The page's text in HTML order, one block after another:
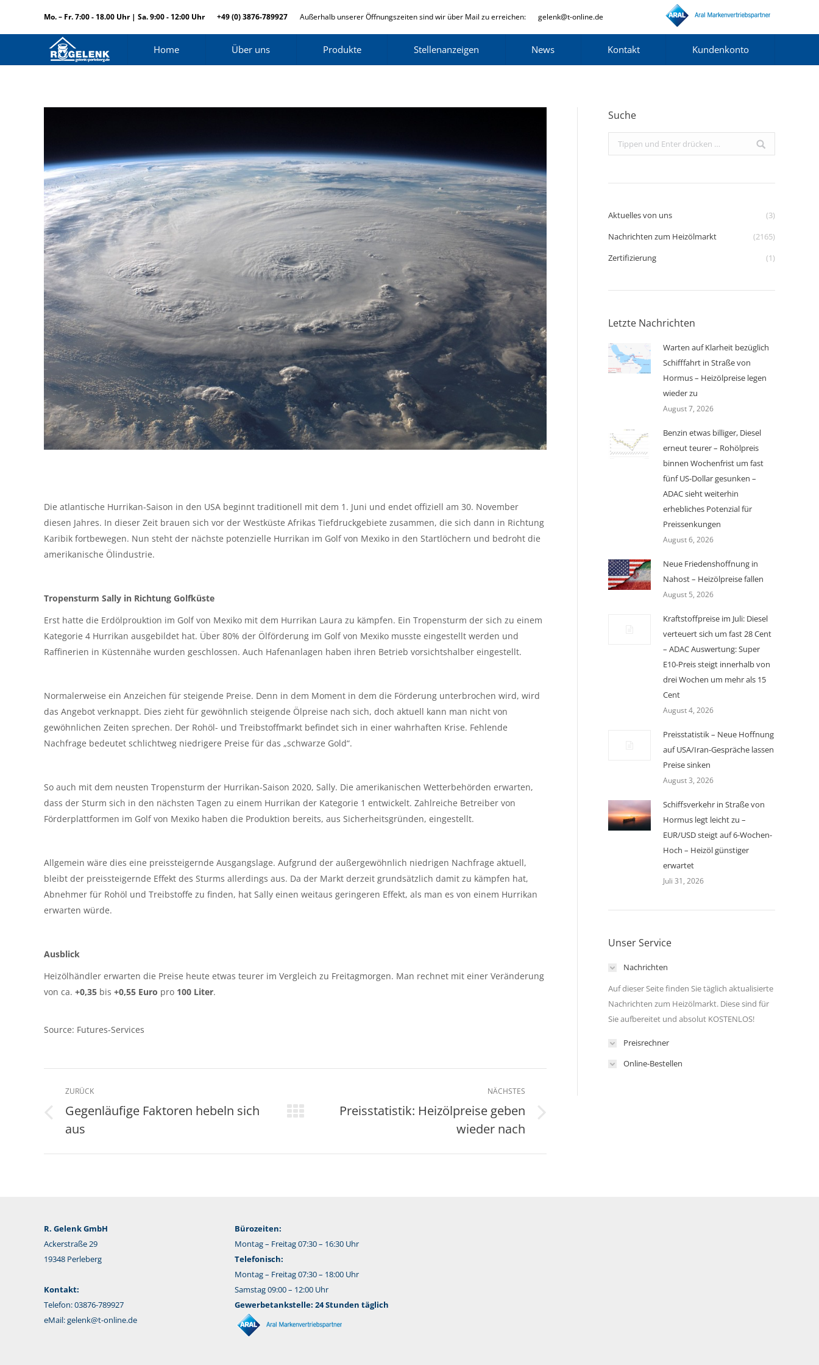
Mo. – Fr. 7:00 - 18.00 Uhr | Sa. 9:00 - 12:00 Uhr +49 (0) 3876-789927 Außerhalb unserer Öffnungszeiten sind wir über Mail zu erreichen: gelenk@t-online.de
Home Über uns Produkte Stellenanzeigen News Kontakt Kundenkonto
Die atlantische Hurrikan-Saison in den USA beginnt traditionell mit dem 1. Juni und endet offiziell am 30. November
diesen Jahres. In dieser Zeit brauen sich vor der Westküste Afrikas Tiefdruckgebiete zusammen, die sich dann in Richtung
Karibik fortbewegen. Nun steht der nächste potenzielle Hurrikan im Golf von Mexiko in den Startlöchern und bedroht die
amerikanische Ölindustrie.
Tropensturm Sally in Richtung Golfküste
Erst hatte die Erdölprouktion im Golf von Mexiko mit dem Hurrikan Laura zu kämpfen. Ein Tropensturm der sich zu einem
Kategorie 4 Hurrikan ausgebildet hat. Über 80% der Ölförderung im Golf von Mexiko musste eingestellt werden und
Raffinerien in Küstennähe wurden geschlossen. Auch Hafenanlagen haben ihren Betrieb vorsichtshalber eingestellt.
Normalerweise ein Anzeichen für steigende Preise. Denn in dem Moment in dem die Förderung unterbrochen wird, wird
das Angebot verknappt. Dies zieht für gewöhnlich steigende Ölpreise nach sich, doch aktuell kann man nicht von
gewöhnlichen Zeiten sprechen. Der Rohöl- und Treibstoffmarkt befindet sich in einer wahrhaften Krise. Fehlende
Nachfrage bedeutet schlichtweg niedrigere Preise für das „schwarze Gold“.
So auch mit dem neusten Tropensturm der Hurrikan-Saison 2020, Sally. Die amerikanischen Wetterbehörden erwarten,
dass der Sturm sich in den nächsten Tagen zu einem Hurrikan der Kategorie 1 entwickelt. Zahlreiche Betreiber von
Förderplattformen im Golf von Mexiko haben die Produktion bereits, aus Sicherheitsgründen, eingestellt.
Allgemein wäre dies eine preissteigernde Ausgangslage. Aufgrund der außergewöhnlich niedrigen Nachfrage aktuell,
bleibt der preissteigernde Effekt des Sturms allerdings aus. Da der Markt derzeit grundsätzlich damit zu kämpfen hat,
Abnehmer für Rohöl und Treibstoffe zu finden, hat Sally einen weitaus geringeren Effekt, als man es von einem Hurrikan
erwarten würde.
Ausblick
Heizölhändler erwarten die Preise heute etwas teurer im Vergleich zu Freitagmorgen. Man rechnet mit einer Veränderung
von ca. +0,35 bis +0,55 Euro pro 100 Liter.
Source: Futures-Services
Kommentarnavigation
ZURÜCK
Vorheriger
Beitrag:
Gegenläufige Faktoren hebeln sich
aus
NÄCHSTES
Nächster
Preisstatistik: Heizölpreise geben
wieder nach
Suche
Search:
Aktuelles von uns
(3)
Nachrichten zum Heizölmarkt
(2165)
Zertifizierung
(1)
Letzte Nachrichten
Warten auf Klarheit bezüglich
Schifffahrt in Straße von
Hormus – Heizölpreise legen
wieder zu
August 7, 2026
Benzin etwas billiger, Diesel
erneut teurer – Rohölpreis
binnen Wochenfrist um fast
fünf US-Dollar gesunken –
ADAC sieht weiterhin
erhebliches Potenzial für
Preissenkungen
August 6, 2026
Neue Friedenshoffnung in
Nahost – Heizölpreise fallen
August 5, 2026
Kraftstoffpreise im Juli: Diesel
verteuert sich um fast 28 Cent
– ADAC Auswertung: Super
E10-Preis steigt innerhalb von
drei Wochen um mehr als 15
Cent
August 4, 2026
Preisstatistik – Neue Hoffnung
auf USA/Iran-Gespräche lassen
Preise sinken
August 3, 2026
Schiffsverkehr in Straße von
Hormus legt leicht zu –
EUR/USD steigt auf 6-Wochen-
Hoch – Heizöl günstiger
erwartet
Juli 31, 2026
Unser Service
Nachrichten
Auf dieser Seite finden Sie täglich aktualisierte
Nachrichten zum Heizölmarkt. Diese sind für
Sie aufbereitet und absolut KOSTENLOS!
Preisrechner
Online-Bestellen
R. Gelenk GmbH
Ackerstraße 29
19348 Perleberg
Kontakt:
Telefon: 03876-789927
eMail:gelenk@t-online.de
Bürozeiten:
Montag – Freitag 07:30 – 16:30 Uhr
Telefonisch:
Montag – Freitag 07:30 – 18:00 Uhr
Samstag 09:00 – 12:00 Uhr
Gewerbetankstelle: 24 Stunden täglich